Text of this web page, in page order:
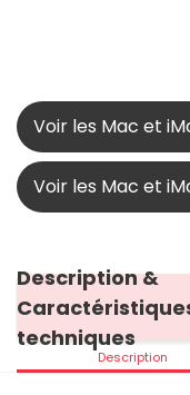
Voir les Mac et
Voir les Mac et
Description &
techniques
Description